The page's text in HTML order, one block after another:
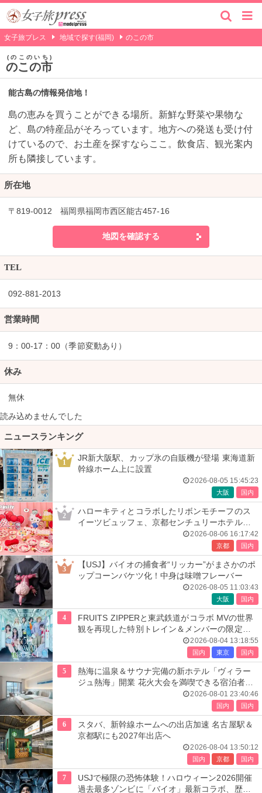
女子旅プレス 地域で探す(福岡) のこの市
のこの市
のこのいち
能古島の情報発信地！
島の恵みを買うことができる場所。新鮮な野菜や果物な
ど、島の特産品がそろっています。地方への発送も受け付
けているので、お土産を探すならここ。飲食店、観光案内
所も隣接しています。
所在地
〒819-0012 福岡県福岡市西区能古457-16
地図を確認する
TEL
092-881-2013
営業時間
9：00-17：00（季節変動あり）
休み
無休
読み込めませんでした
ニュースランキング
1
JR新大阪駅、カップ氷の自販機が登場 東海道新
幹線ホーム上に設置
2026-08-05 15:45:23
大阪 国内
2
ハローキティとコラボしたリボンモチーフのス
イーツビュッフェ、京都センチュリーホテルで
2026-08-06 16:17:42
京都 国内
3
【USJ】バイオの捕食者“リッカー”がまさかのポ
ップコーンバケツ化！中身は味噌フレーバー
2026-08-05 11:03:43
大阪 国内
4
FRUITS ZIPPERと東武鉄道がコラボ MVの世界
観を再現した特別トレイン＆メンバーの限定ア
2026-08-04 13:18:55
国内 東京 国内
5
熱海に温泉＆サウナ完備の新ホテル「ヴィラー
ジュ熱海」開業 花火大会を満喫できる宿泊者専
2026-08-01 23:40:46
国内 国内
6
スタバ、新幹線ホームへの出店加速 名古屋駅＆
京都駅にも2027年出店へ
2026-08-04 13:50:12
国内 京都 国内
7
USJで極限の恐怖体験！ハロウィーン2026開催
過去最多ゾンビに「バイオ」最新コラボ、歴代